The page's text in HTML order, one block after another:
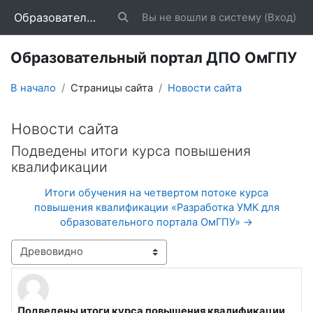
Образовательный портал ДПО ОмГПУ Изменить данные поисковой строки
Вы не вошли в систему (Вход)
Образовательный портал ДПО ОмГПУ
В начало Страницы сайта Новости сайта
Новости сайта
Подведены итоги курса повышения
квалификации
Итоги обучения на четвертом потоке курса
повышения квалификации «Разработка УМК для
образовательного портала ОмГПУ» →
Режим отображения